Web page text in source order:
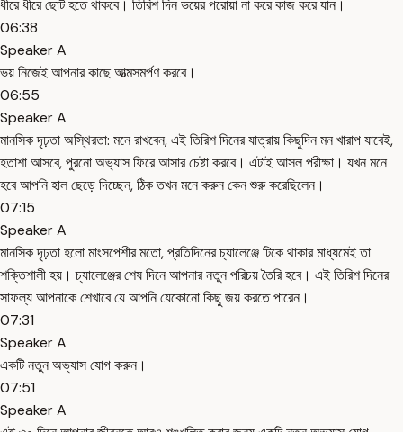
ধীরে ধীরে ছোট হতে থাকবে। তিরিশ দিন ভয়ের পরোয়া না করে কাজ করে যান।
06:38
Speaker A
ভয় নিজেই আপনার কাছে আত্মসমর্পণ করবে।
06:55
Speaker A
মানসিক দৃঢ়তা অস্থিরতা: মনে রাখবেন, এই তিরিশ দিনের যাত্রায় কিছুদিন মন খারাপ যাবেই,
হতাশা আসবে, পুরনো অভ্যাস ফিরে আসার চেষ্টা করবে। এটাই আসল পরীক্ষা। যখন মনে
হবে আপনি হাল ছেড়ে দিচ্ছেন, ঠিক তখন মনে করুন কেন শুরু করেছিলেন।
07:15
Speaker A
মানসিক দৃঢ়তা হলো মাংসপেশীর মতো, প্রতিদিনের চ্যালেঞ্জে টিকে থাকার মাধ্যমেই তা
শক্তিশালী হয়। চ্যালেঞ্জের শেষ দিনে আপনার নতুন পরিচয় তৈরি হবে। এই তিরিশ দিনের
সাফল্য আপনাকে শেখাবে যে আপনি যেকোনো কিছু জয় করতে পারেন।
07:31
Speaker A
একটি নতুন অভ্যাস যোগ করুন।
07:51
Speaker A